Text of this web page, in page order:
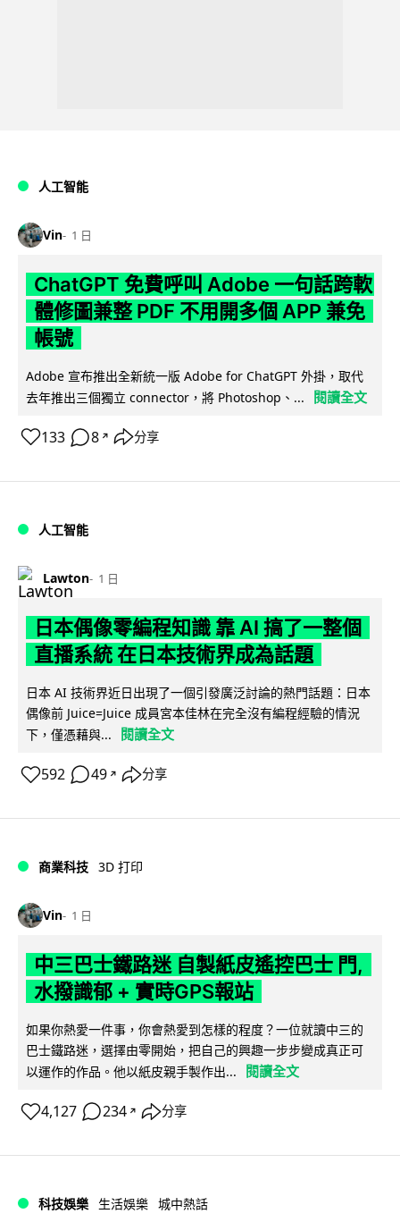
人工智能
Vin 1 日
ChatGPT 免費呼叫 Adobe 一句話跨軟
體修圖兼整 PDF 不用開多個 APP 兼免
帳號
Adobe 宣布推出全新統一版 Adobe for ChatGPT 外掛，取代
去年推出三個獨立 connector，將 Photoshop、...
閱讀全文
133 8 ↗ 分享
人工智能
Lawton 1 日
日本偶像零編程知識 靠 AI 搞了一整個
直播系統 在日本技術界成為話題
日本 AI 技術界近日出現了一個引發廣泛討論的熱門話題：日本
偶像前 Juice=Juice 成員宮本佳林在完全沒有編程經驗的情況
下，僅憑藉與...
閱讀全文
592 49 ↗ 分享
商業科技 3D 打印
Vin 1 日
中三巴士鐵路迷 自製紙皮遙控巴士 門,
水撥識郁 + 實時GPS報站
如果你熱愛一件事，你會熱愛到怎樣的程度？一位就讀中三的
巴士鐵路迷，選擇由零開始，把自己的興趣一步步變成真正可
以運作的作品。他以紙皮親手製作出...
閱讀全文
4,127 234 ↗ 分享
科技娛樂 生活娛樂 城中熱話